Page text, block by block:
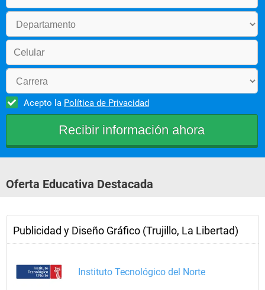
Acepto la Política de Privacidad
Oferta Educativa Destacada
Publicidad y Diseño Gráfico (Trujillo, La Libertad)
Instituto Tecnológico del Norte